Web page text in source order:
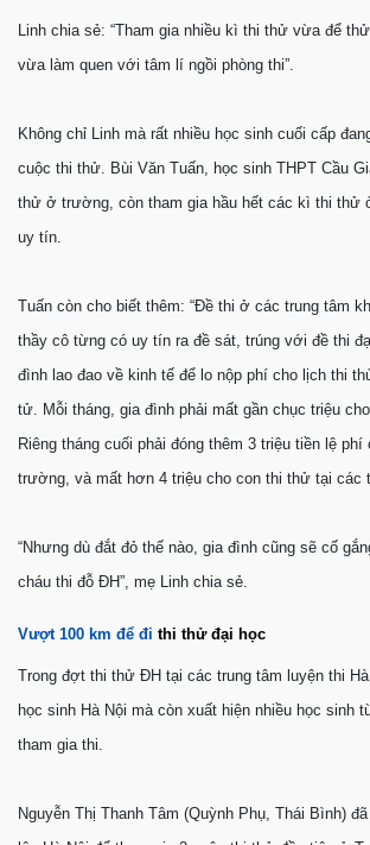
Linh chia sẻ: “Tham gia nhiều kì thi thử vừa để
vừa làm quen với tâm lí ngồi phòng thi”.
Không chỉ Linh mà rất nhiều học sinh cuối cấp
cuộc thi thử. Bùi Văn Tuấn, học sinh THPT Cầu
thử ở trường, còn tham gia hầu hết các kì thi thử
uy tín.
Tuấn còn cho biết thêm: “Đề thi ở các trung tâm
thầy cô từng có uy tín ra đề sát, trúng với đề thi
đình lao đao về kinh tế để lo nộp phí cho lịch thi
tử. Mỗi tháng, gia đình phải mất gần chục triệu
Riêng tháng cuối phải đóng thêm 3 triệu tiền lệ
trường, và mất hơn 4 triệu cho con thi thử tại các
“Nhưng dù đắt đỏ thế nào, gia đình cũng sẽ cố
cháu thi đỗ ĐH”, mẹ Linh chia sẻ.
Vượt 100 km để đi thi thử đại học
Trong đợt thi thử ĐH tại các trung tâm luyện thi
học sinh Hà Nội mà còn xuất hiện nhiều học sinh
tham gia thi.
Nguyễn Thị Thanh Tâm (Quỳnh Phụ, Thái Bình)